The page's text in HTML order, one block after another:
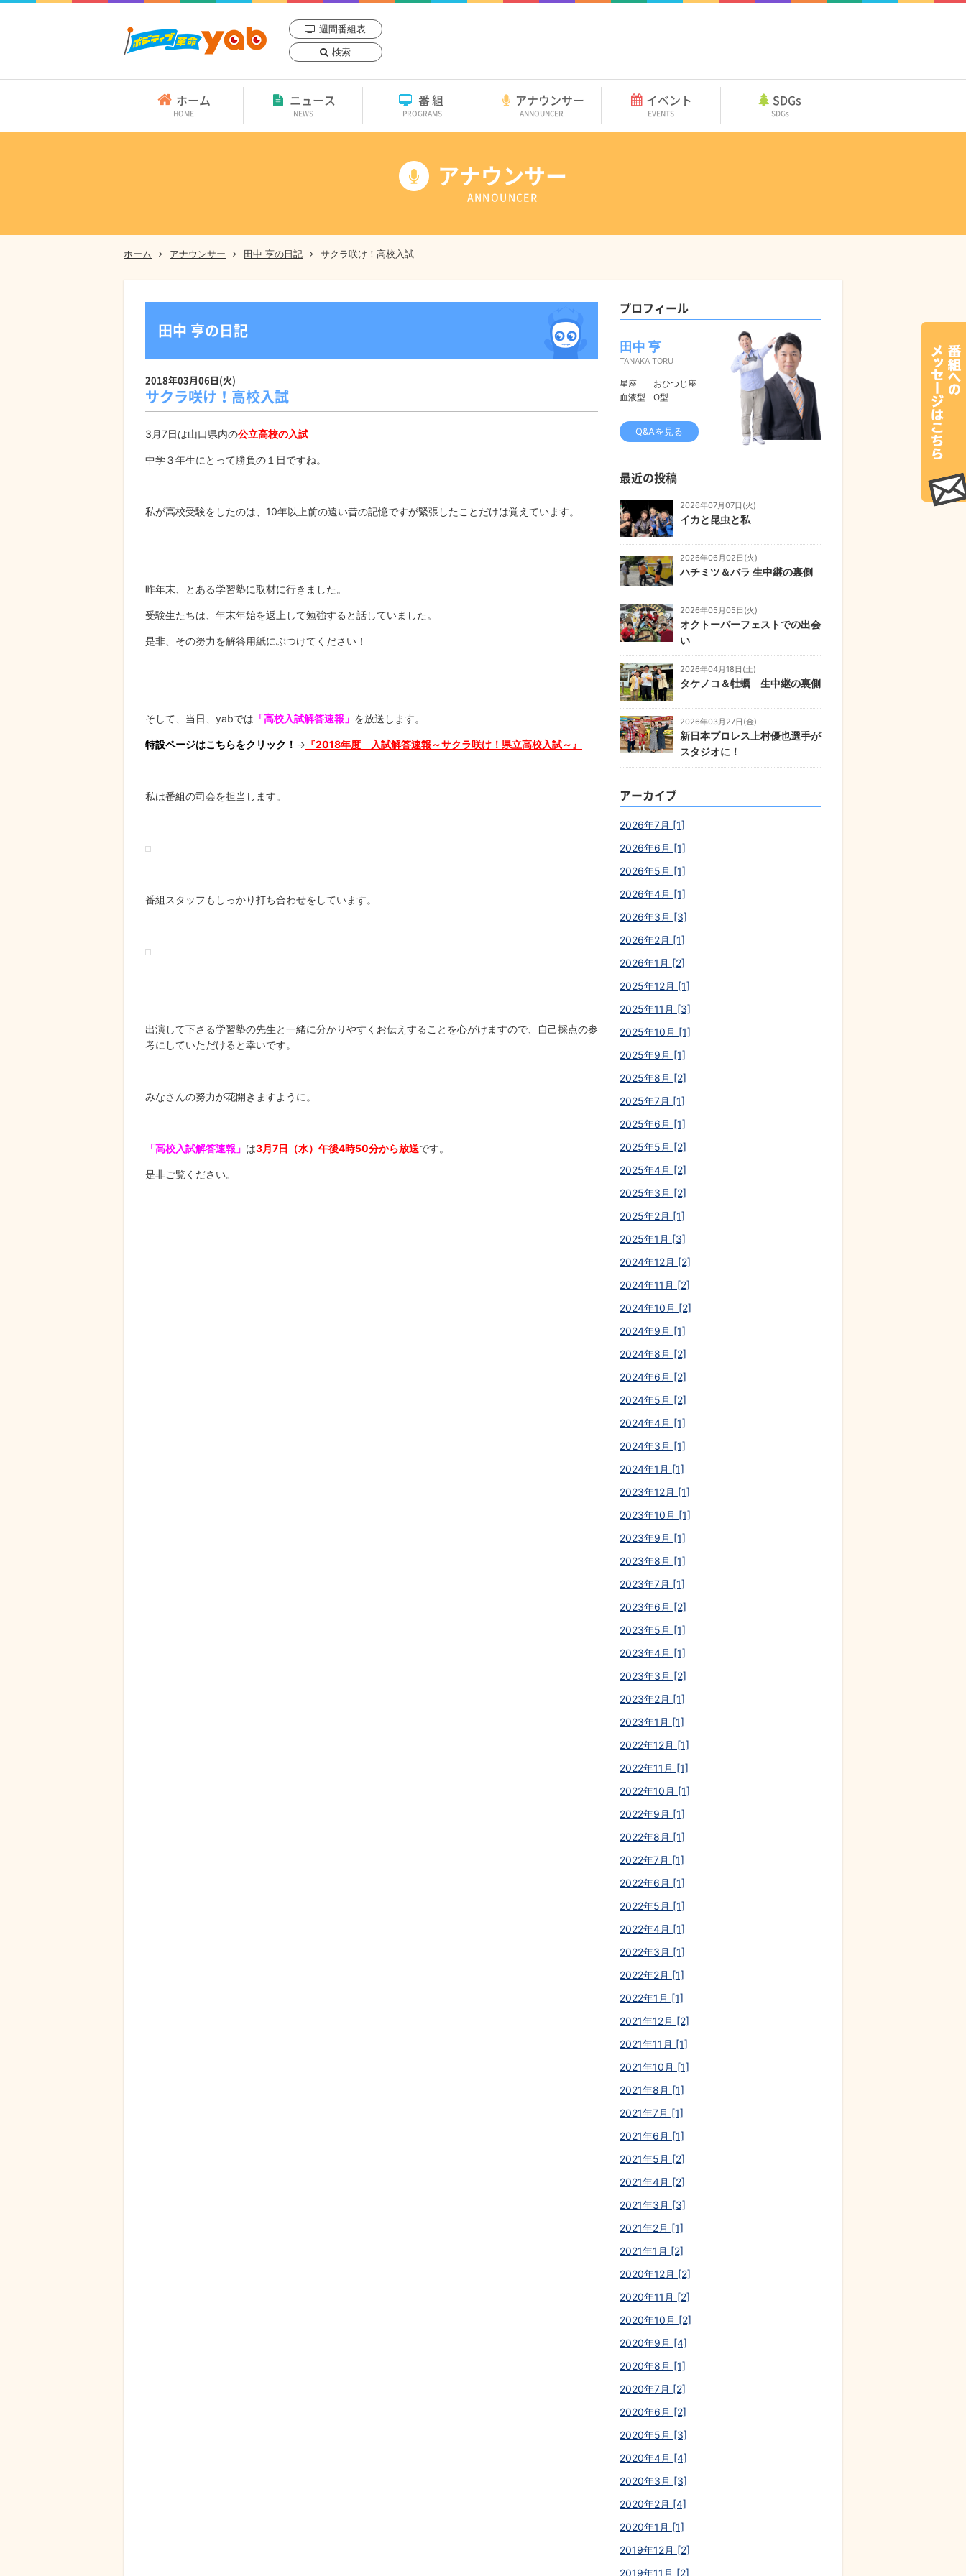
週間番組表
検索
ホーム
HOME
ニュース
NEWS
番組
PROGRAMS
アナウンサー
ANNOUNCER
イベント
EVENTS
SDGs
SDGs
アナウンサー
ANNOUNCER
ホーム アナウンサー 田中 亨の日記 サクラ咲け！高校入試
田中 亨の日記
2018年03月06日(火)
サクラ咲け！高校入試
3月7日は山口県内の公立高校の入試
中学３年生にとって勝負の１日ですね。
私が高校受験をしたのは、10年以上前の遠い昔の記憶ですが緊張したことだけは覚えています。
昨年末、とある学習塾に取材に行きました。
受験生たちは、年末年始を返上して勉強すると話していました。
是非、その努力を解答用紙にぶつけてください！
そして、当日、yabでは 「高校入試解答速報」 を放送します。
特設ページはこちらをクリック！ → 『2018年度 入試解答速報～サクラ咲け！県立高校入試～』
私は番組の司会を担当します。
番組スタッフもしっかり打ち合わせをしています。
出演して下さる学習塾の先生と一緒に分かりやすくお伝えすることを心がけますので、自己採点の参
考にしていただけると幸いです。
みなさんの努力が花開きますように。
「高校入試解答速報」 は3月7日（水）午後4時50分から放送です。
是非ご覧ください。
プロフィール
田中 亨
TANAKA TORU
星座
おひつじ座
血液型
O型
Q&Aを見る
最近の投稿
2026年07月07日(火)
イカと昆虫と私
2026年06月02日(火)
ハチミツ＆バラ 生中継の裏側
2026年05月05日(火)
オクトーバーフェストでの出会
い
2026年04月18日(土)
タケノコ＆牡蠣 生中継の裏側
2026年03月27日(金)
新日本プロレス上村優也選手が
スタジオに！
アーカイブ
2026年7月 [1]
2026年6月 [1]
2026年5月 [1]
2026年4月 [1]
2026年3月 [3]
2026年2月 [1]
2026年1月 [2]
2025年12月 [1]
2025年11月 [3]
2025年10月 [1]
2025年9月 [1]
2025年8月 [2]
2025年7月 [1]
2025年6月 [1]
2025年5月 [2]
2025年4月 [2]
2025年3月 [2]
2025年2月 [1]
2025年1月 [3]
2024年12月 [2]
2024年11月 [2]
2024年10月 [2]
2024年9月 [1]
2024年8月 [2]
2024年6月 [2]
2024年5月 [2]
2024年4月 [1]
2024年3月 [1]
2024年1月 [1]
2023年12月 [1]
2023年10月 [1]
2023年9月 [1]
2023年8月 [1]
2023年7月 [1]
2023年6月 [2]
2023年5月 [1]
2023年4月 [1]
2023年3月 [2]
2023年2月 [1]
2023年1月 [1]
2022年12月 [1]
2022年11月 [1]
2022年10月 [1]
2022年9月 [1]
2022年8月 [1]
2022年7月 [1]
2022年6月 [1]
2022年5月 [1]
2022年4月 [1]
2022年3月 [1]
2022年2月 [1]
2022年1月 [1]
2021年12月 [2]
2021年11月 [1]
2021年10月 [1]
2021年8月 [1]
2021年7月 [1]
2021年6月 [1]
2021年5月 [2]
2021年4月 [2]
2021年3月 [3]
2021年2月 [1]
2021年1月 [2]
2020年12月 [2]
2020年11月 [2]
2020年10月 [2]
2020年9月 [4]
2020年8月 [1]
2020年7月 [2]
2020年6月 [2]
2020年5月 [3]
2020年4月 [4]
2020年3月 [3]
2020年2月 [4]
2020年1月 [1]
2019年12月 [2]
2019年11月 [2]